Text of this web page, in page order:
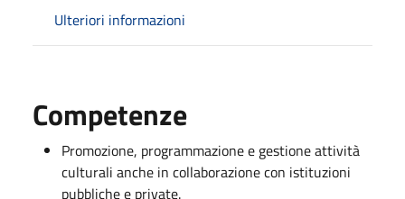
Ulteriori informazioni
Competenze
Promozione, programmazione e gestione attività
culturali anche in collaborazione con istituzioni
pubbliche e private.